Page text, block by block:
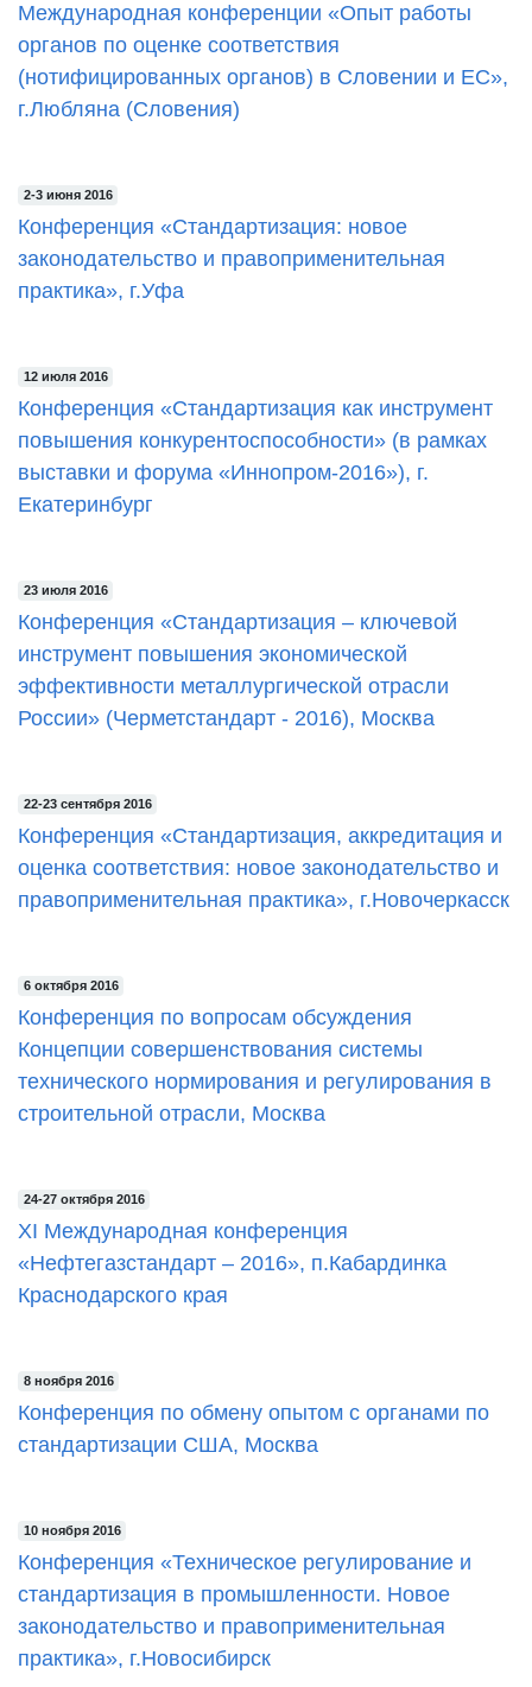
Международная конференции «Опыт работы
органов по оценке соответствия
(нотифицированных органов) в Словении и ЕС»,
г.Любляна (Словения)
2-3 июня 2016
Конференция «Стандартизация: новое
законодательство и правоприменительная
практика», г.Уфа
12 июля 2016
Конференция «Стандартизация как инструмент
повышения конкурентоспособности» (в рамках
выставки и форума «Иннопром-2016»), г.
Екатеринбург
23 июля 2016
Конференция «Стандартизация – ключевой
инструмент повышения экономической
эффективности металлургической отрасли
России» (Черметстандарт - 2016), Москва
22-23 сентября 2016
Конференция «Стандартизация, аккредитация и
оценка соответствия: новое законодательство и
правоприменительная практика», г.Новочеркасск
6 октября 2016
Конференция по вопросам обсуждения
Концепции совершенствования системы
технического нормирования и регулирования в
строительной отрасли, Москва
24-27 октября 2016
XI Международная конференция
«Нефтегазстандарт – 2016», п.Кабардинка
Краснодарского края
8 ноября 2016
Конференция по обмену опытом с органами по
стандартизации США, Москва
10 ноября 2016
Конференция «Техническое регулирование и
стандартизация в промышленности. Новое
законодательство и правоприменительная
практика», г.Новосибирск